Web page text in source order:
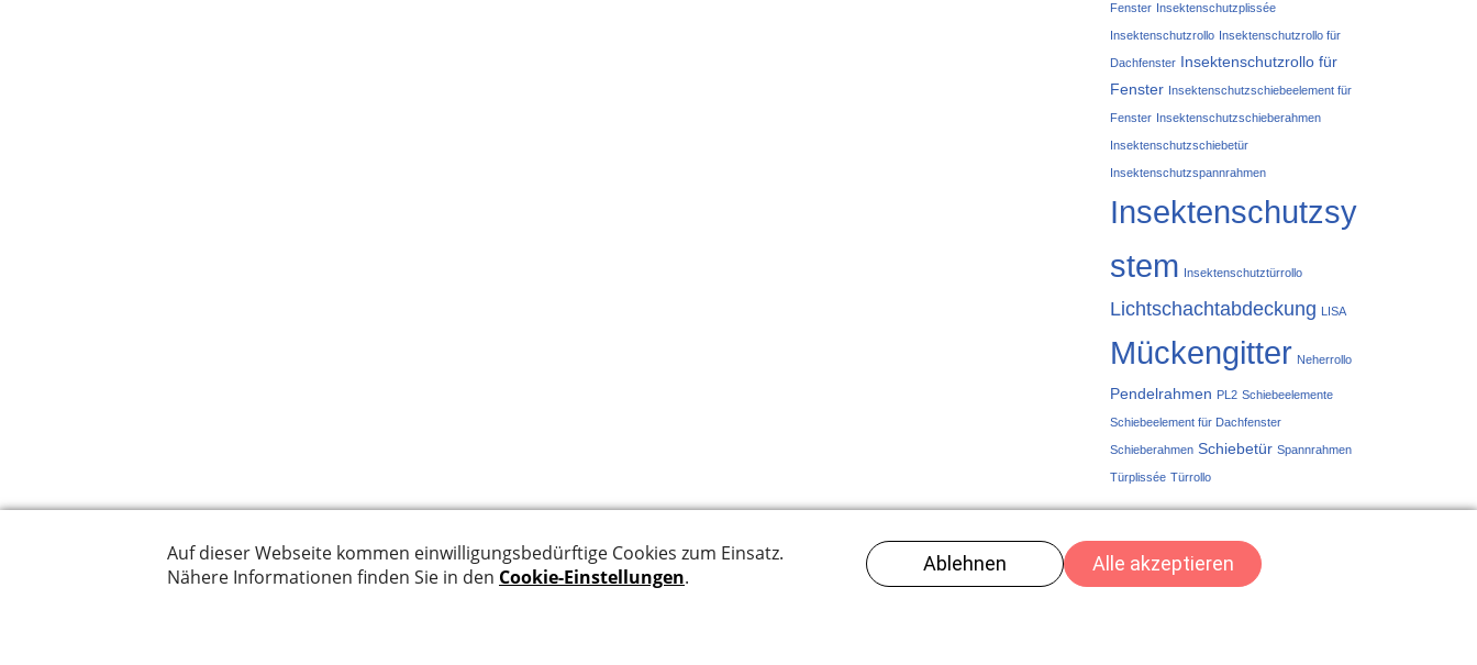
Fenster Insektenschutzplissée
Insektenschutzrollo Insektenschutzrollo für
Dachfenster Insektenschutzrollo für
Fenster Insektenschutzschiebeelement für
Fenster Insektenschutzschieberahmen
Insektenschutzschiebetür
Insektenschutzspannrahmen
Insektenschutzsy
stem Insektenschutztürrollo
Lichtschachtabdeckung LISA
Mückengitter Neherrollo
Pendelrahmen PL2 Schiebeelemente
Schiebeelement für Dachfenster
Schieberahmen Schiebetür Spannrahmen
Türplissée Türrollo